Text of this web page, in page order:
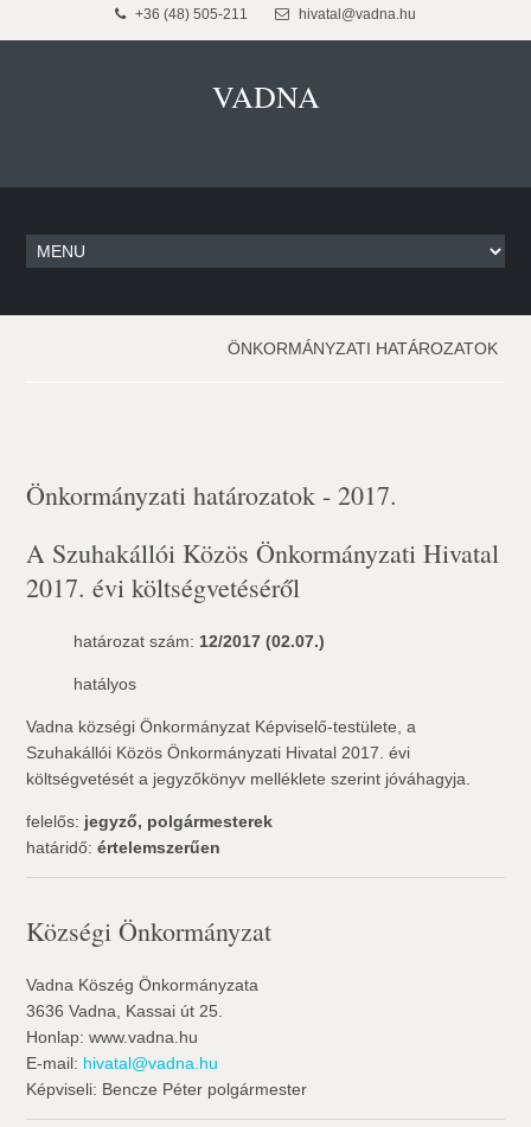
+36 (48) 505-211 hivatal@vadna.hu
VADNA
ÖNKORMÁNYZATI HATÁROZATOK
Önkormányzati határozatok - 2017.
A Szuhakállói Közös Önkormányzati Hivatal
2017. évi költségvetéséről
határozat szám: 12/2017 (02.07.)
hatályos
Vadna községi Önkormányzat Képviselő-testülete, a
Szuhakállói Közös Önkormányzati Hivatal 2017. évi
költségvetését a jegyzőkönyv melléklete szerint jóváhagyja.
felelős: jegyző, polgármesterek
határidő:értelemszerűen
Községi Önkormányzat
Vadna Köszég Önkormányzata
3636 Vadna, Kassai út 25.
Honlap: www.vadna.hu
E-mail: hivatal@vadna.hu
Képviseli: Bencze Péter polgármester